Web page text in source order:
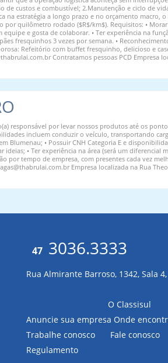
de custos e combustível; 2.Manutenção e ciclo de
na estratégia a longo prazo e no orçamento
por quilômetro rodado ($R$/km$). Requisitos: •
e gosta de colaborar. • Ter experiência na
fresquinhos 3 vezes por semana. •
Refeitório com buffet fresquinho, delicioso e
Contratamos pessoas PCD Empresa
responsável por levar nossos produtos até os
incluem conduzir o veículo, transportando
Blumenau; • Possuir CNH Categoria E e
• Ter experiência na área (será um diferencial
por tempo de empresa, com presentes cada vez
Empresa localizada na Rua
47 3036.3333
Rua Almirante Barroso, 1342, Sala
O Classisul
Anuncie sua empresa Onde
Trabalhe conosco
Fale conosco
Regulamento